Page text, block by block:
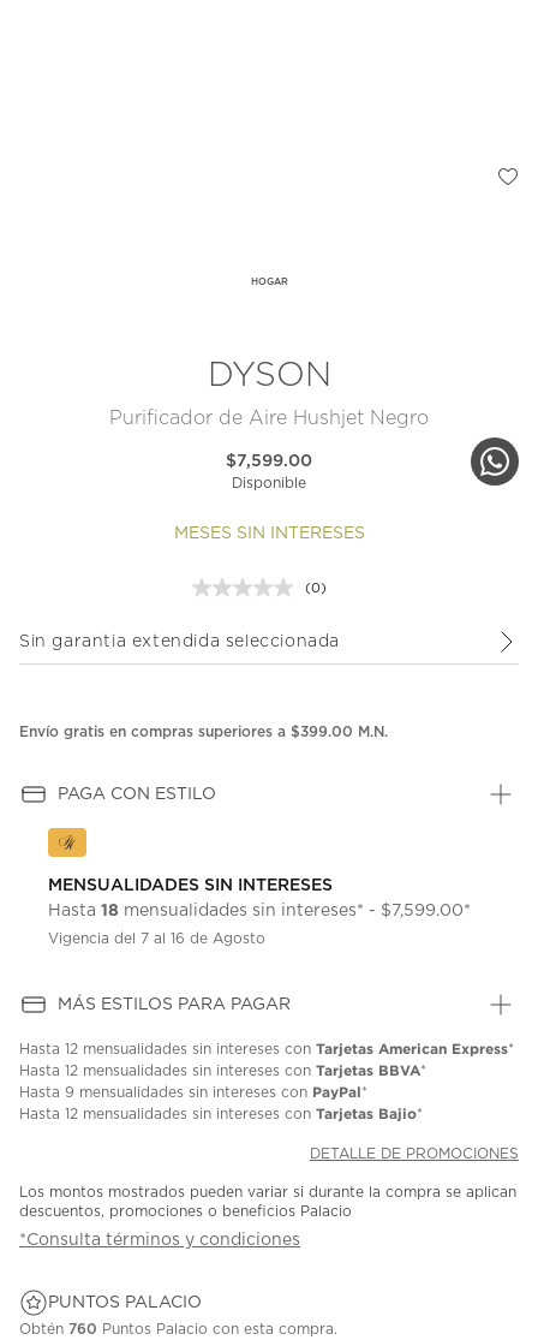
HOGAR
DYSON
Purificador de Aire Hushjet Negro
$7,599.00
Disponible
MESES SIN INTERESES
Sin
Enlace
(0)
Sin garantia extendida seleccionada
Envío gratis en compras superiores a $399.00 M.N.
PAGA CON ESTILO
MENSUALIDADES SIN INTERESES
Hasta 18 mensualidades sin intereses* - $7,599.00*
Vigencia del 7 al 16 de Agosto
MÁS ESTILOS PARA PAGAR
Hasta 12 mensualidades sin intereses con Tarjetas American Express*
Hasta 12 mensualidades sin intereses con Tarjetas BBVA*
Hasta 9 mensualidades sin intereses con PayPal*
Hasta 12 mensualidades sin intereses con Tarjetas Bajio*
DETALLE DE PROMOCIONES
Los montos mostrados pueden variar si durante la compra se aplican
descuentos, promociones o beneficios Palacio
*Consulta términos y condiciones
PUNTOS PALACIO
Obtén 760 Puntos Palacio con esta compra.